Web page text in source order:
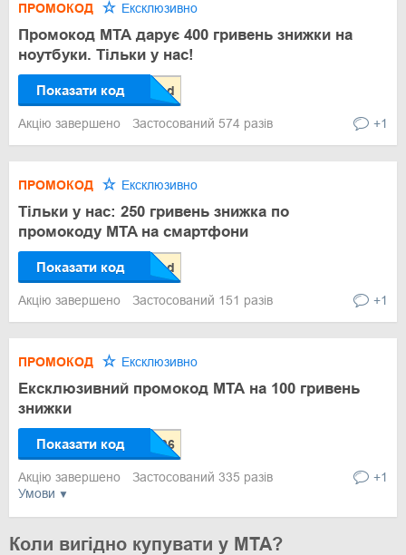
ПРОМОКОД Ексклюзивно
Промокод МТА дарує 400 гривень знижки на
ноутбуки. Тільки у нас!
Показати код
Акцію завершено Застосований 574 разів +1
ПРОМОКОД Ексклюзивно
Тільки у нас: 250 гривень знижка по
промокоду MTA на смартфони
Показати код
Акцію завершено Застосований 151 разів +1
Умови
ПРОМОКОД Ексклюзивно
Ексклюзивний промокод МТА на 100 гривень
знижки
Показати код
Акцію завершено Застосований 335 разів +1
Коли вигідно купувати у MTA?